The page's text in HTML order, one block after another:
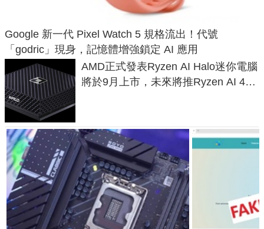
Google 新一代 Pixel Watch 5 規格流出！代號
「godric」現身，記憶體增強鎖定 AI 應用
AMD正式發表Ryzen AI Halo迷你電腦
將於9月上市，未來將推Ryzen AI 400